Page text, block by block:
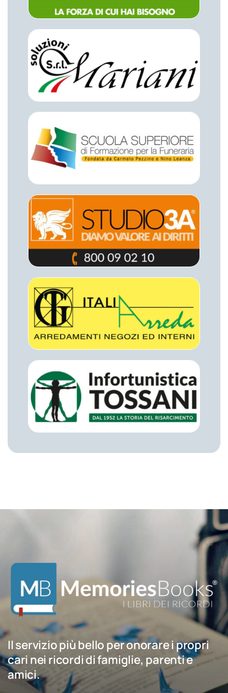
Il servizio più bello per onorare i propri
cari nei ricordi di famiglie, parenti e
amici.